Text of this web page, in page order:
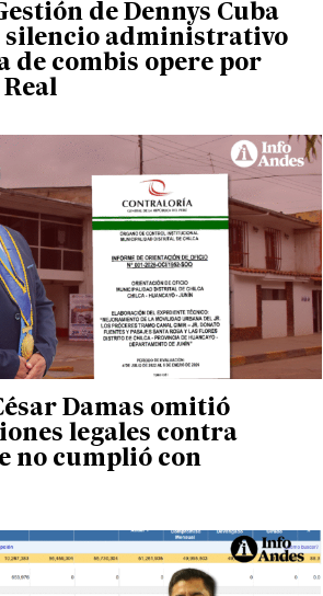
de Dennys Cuba
silencio administrativo
de combis opere por
Damas omitió
legales contra
no cumplió con